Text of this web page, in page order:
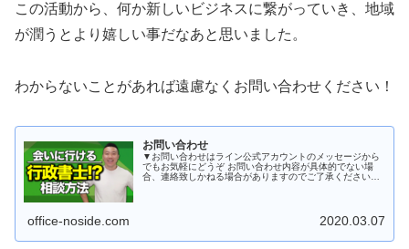
この活動から、何か新しいビジネスに繋がっていき、地域
が潤うとより嬉しい事だなあと思いました。
わからないことがあれば遠慮なくお問い合わせください！
お問い合わせ
▼お問い合わせはライン公式アカウントのメッセージから
でもお気軽にどうぞ お問い合わせ内容が具体的でない場
合、連絡致しかねる場合がありますのでご了承ください。
office-noside.com 2020.03.07